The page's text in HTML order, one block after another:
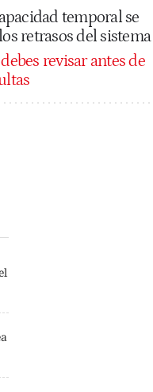
temporal se
retrasos del sistema
revisar antes de